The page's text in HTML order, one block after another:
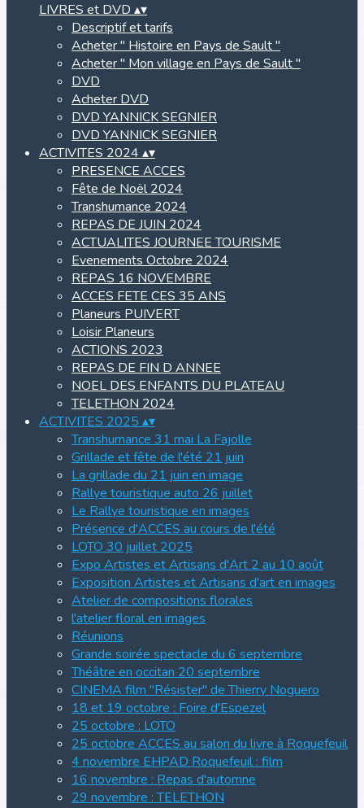
LIVRES et DVD ▴▾
Descriptif et tarifs
Acheter " Histoire en Pays de Sault "
Acheter " Mon village en Pays de Sault "
DVD
Acheter DVD
DVD YANNICK SEGNIER
DVD YANNICK SEGNIER
ACTIVITES 2024 ▴▾
PRESENCE ACCES
Fête de Noël 2024
Transhumance 2024
REPAS DE JUIN 2024
ACTUALITES JOURNEE TOURISME
Evenements Octobre 2024
REPAS 16 NOVEMBRE
ACCES FETE CES 35 ANS
Planeurs PUIVERT
Loisir Planeurs
ACTIONS 2023
REPAS DE FIN D ANNEE
NOEL DES ENFANTS DU PLATEAU
TELETHON 2024
ACTIVITES 2025 ▴▾
Transhumance 31 mai La Fajolle
Grillade et fête de l'été 21 juin
La grillade du 21 juin en image
Rallye touristique auto 26 juillet
Le Rallye touristique en images
Présence d'ACCES au cours de l'été
LOTO 30 juillet 2025
Expo Artistes et Artisans d'Art 2 au 10 août
Exposition Artistes et Artisans d'art en images
Atelier de compositions florales
l'atelier floral en images
Réunions
Grande soirée spectacle du 6 septembre
Théâtre en occitan 20 septembre
CINEMA film "Résister" de Thierry Noguero
18 et 19 octobre : Foire d'Espezel
25 octobre : LOTO
25 octobre ACCES au salon du livre à Roquefeuil
4 novembre EHPAD Roquefeuil : film
16 novembre : Repas d'automne
29 novembre : TELETHON